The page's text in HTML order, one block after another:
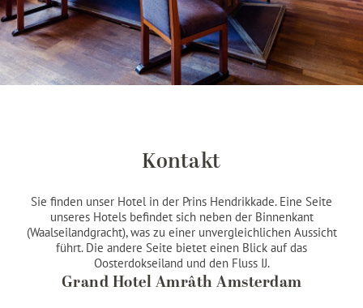
Kontakt
Sie finden unser Hotel in der Prins Hendrikkade. Eine Seite
unseres Hotels befindet sich neben der Binnenkant
(Waalseilandgracht), was zu einer unvergleichlichen Aussicht
führt. Die andere Seite bietet einen Blick auf das
Oosterdokseiland und den Fluss IJ.
Grand Hotel Amrâth Amsterdam